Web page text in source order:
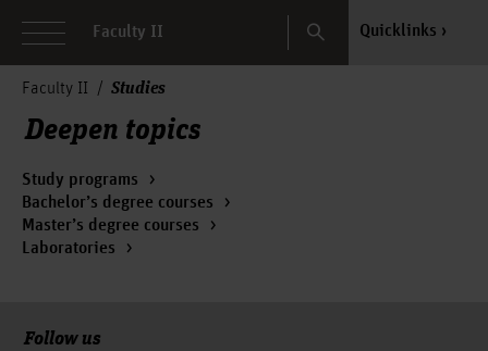
Faculty II Search Quicklinks
Faculty II Studies
Deepen topics
Study programs
Bachelor’s degree courses
Master’s degree courses
Laboratories
Follow us